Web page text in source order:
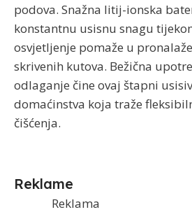
podova. Snažna litij-ionska
konstantnu usisnu snagu
osvjetljenje pomaže u
skrivenih kutova. Bežična
odlaganje čine ovaj štapni
domaćinstva koja traže
čišćenja.
Reklame
Reklama